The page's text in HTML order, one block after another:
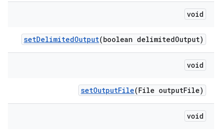
void
setDelimitedOutput(boolean delimitedOutput)
void
setOutputFile(File outputFile)
void